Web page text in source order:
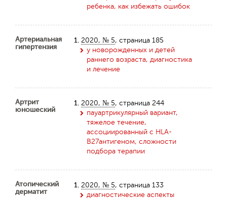
ребенка, как избежать ошибок
Артериальная
гипертензия
1. 2020, № 5, страница 185
у новорожденных и детей
раннего возраста, диагностика
и лечение
Артрит
юношеский
1. 2020, № 5, страница 244
пауартрикулярный вариант,
тяжелое течение,
ассоциированный с HLA-
B27антигеном, сложности
подбора терапии
Атопический
дерматит
1. 2020, № 5, страница 133
диагностические аспекты